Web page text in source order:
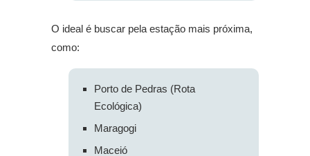
O ideal é buscar pela estação mais próxima,
como:
Porto de Pedras (Rota
Ecológica)
Maragogi
Maceió